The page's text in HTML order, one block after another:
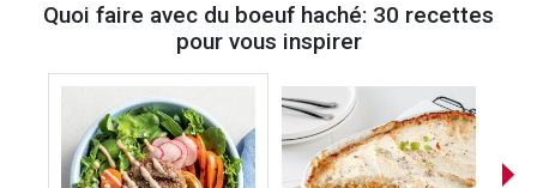
Quoi faire avec du boeuf haché: 30 recettes
pour vous inspirer